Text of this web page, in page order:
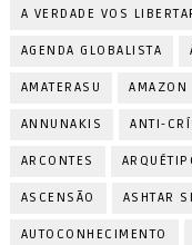
A VERDADE VOS
AGENDA GLOBALISTA
AMATERASU AMAZON
ANNUNAKIS ANTI-
ARCONTES
ASCENSÃO ASHTAR
AUTOCONHECIMENTO